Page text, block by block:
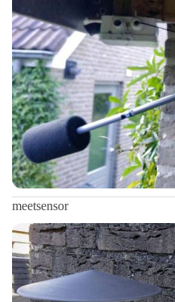
meetsensor